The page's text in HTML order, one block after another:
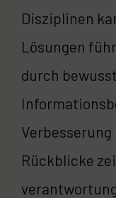
Disziplinen
Lösungen
durch
Rückblicke